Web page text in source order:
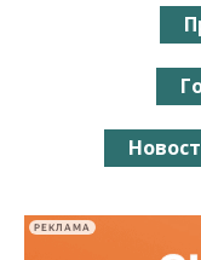
РЕКЛАМА